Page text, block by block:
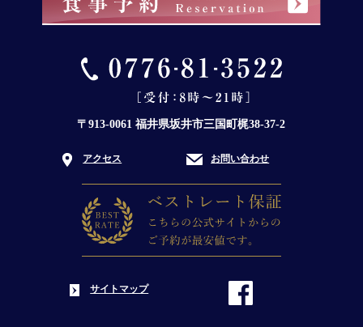
〒913-0061 福井県坂井市三国町梶38-37-2
アクセス お問い合わせ
サイトマップ